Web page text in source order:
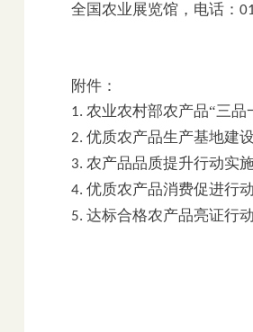
全国农业展览馆，电话：
附件：
1. 农业农村部农产品“三品
2. 优质农产品生产基地建
3. 农产品品质提升行动实
4. 优质农产品消费促进行
5. 达标合格农产品亮证行